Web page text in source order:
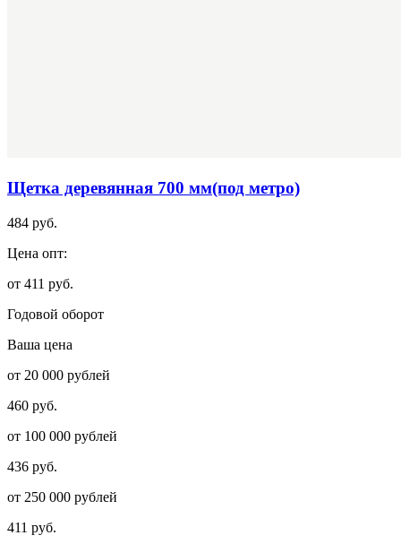
Щетка деревянная 700 мм(под метро)
484 руб.
Цена опт:
от 411 руб.
Годовой оборот
Ваша цена
от 20 000 рублей
460 руб.
от 100 000 рублей
436 руб.
от 250 000 рублей
411 руб.